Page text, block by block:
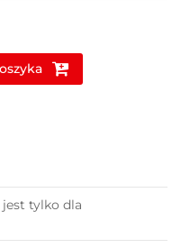
tylko dla